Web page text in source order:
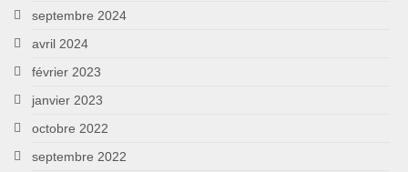
septembre 2024
avril 2024
février 2023
janvier 2023
octobre 2022
septembre 2022